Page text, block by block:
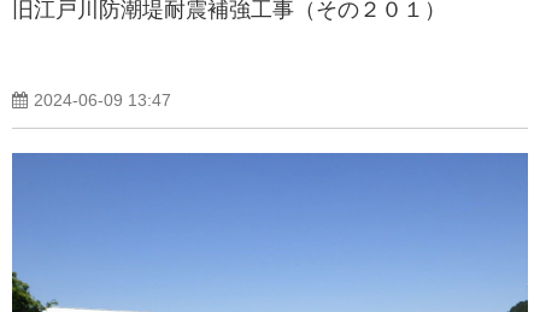
旧江戸川防潮堤耐震補強工事（その２０１）
2024-06-09 13:47